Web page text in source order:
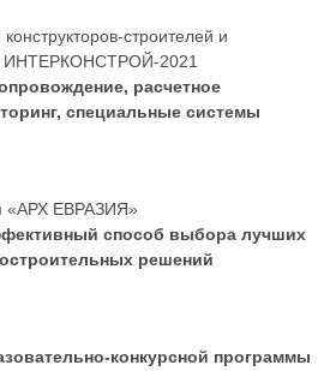
строителей и
ИНТЕРКОНСТРОЙ-2021
расчетное
специальные системы
«АРХ ЕВРАЗИЯ»
способ выбора лучших
решений
конкурсной программы